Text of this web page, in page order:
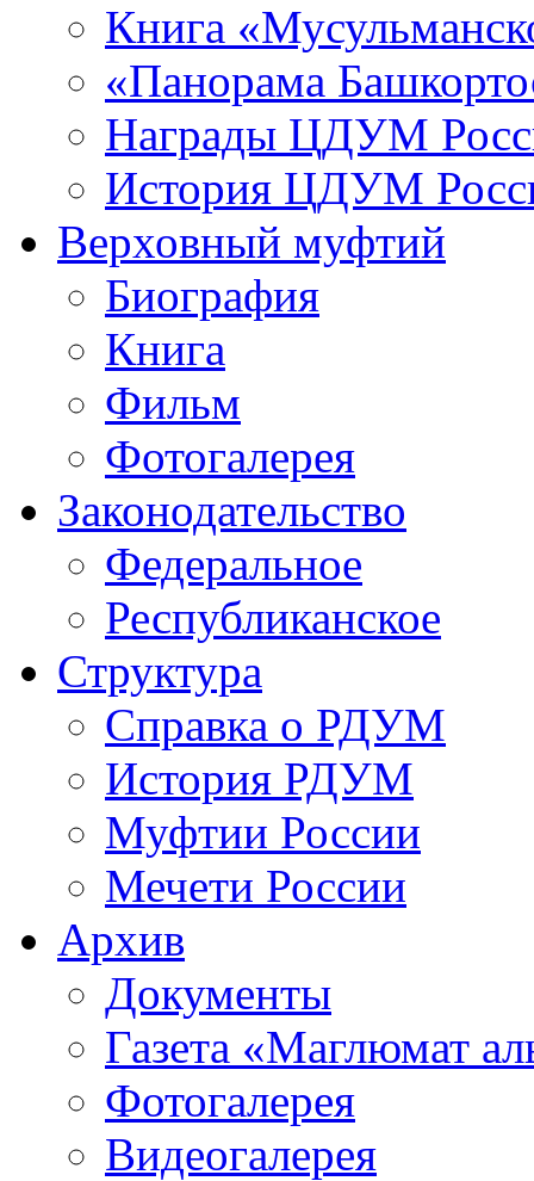
Книга
«Панорама
Награды ЦДУМ
История ЦДУМ
Верховный муфтий
Биография
Книга
Фильм
Фотогалерея
Законодательство
Федеральное
Республиканское
Структура
Справка о РДУМ
История РДУМ
Муфтии России
Мечети России
Архив
Документы
Газета «Маглюмат
Фотогалерея
Видеогалерея